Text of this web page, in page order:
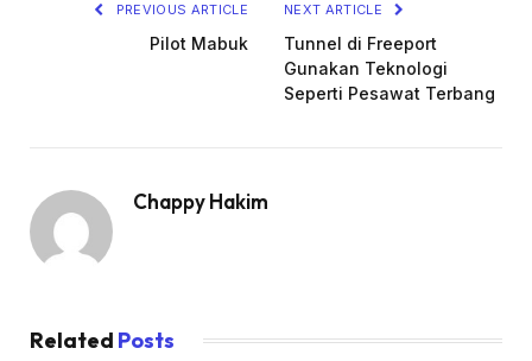
PREVIOUS ARTICLE
Pilot Mabuk
NEXT ARTICLE
Tunnel di Freeport
Gunakan Teknologi
Seperti Pesawat Terbang
Chappy Hakim
Related Posts